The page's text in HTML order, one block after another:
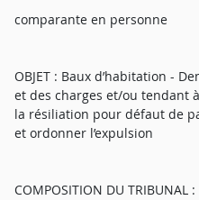
comparante en personne
OBJET : Baux d’habitation -
et des charges et/ou tendant
la résiliation pour défaut de
et ordonner l’expulsion
COMPOSITION DU TRIBUNAL :